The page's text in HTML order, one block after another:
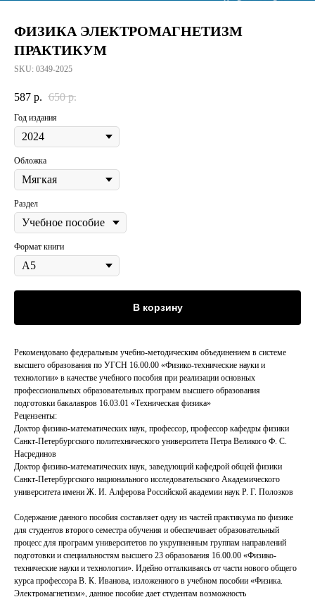
ФИЗИКА ЭЛЕКТРОМАГНЕТИЗМ
ПРАКТИКУМ
SKU: 0349-2025
587 р. 650 р.
Год издания
Обложка
Раздел
Формат книги
В корзину
Рекомендовано федеральным учебно-методическим объединением в системе
высшего образования по УГСН 16.00.00 «Физико-технические науки и
технологии» в качестве учебного пособия при реализации основных
профессиональных образовательных программ высшего образования
подготовки бакалавров 16.03.01 «Техническая физика»
Рецензенты:
Доктор физико-математических наук, профессор, профессор кафедры физики
Санкт-Петербургского политехнического университета Петра Великого Ф. С.
Насрединов
Доктор физико-математических наук, заведующий кафедрой общей физики
Санкт-Петербургского национального исследовательского Академического
университета имени Ж. И. Алферова Российской академии наук Р. Г. Полозков
Содержание данного пособия составляет одну из частей практикума по физике
для студентов второго семестра обучения и обеспечивает образовательный
процесс для программ университетов по укрупненным группам направлений
подготовки и специальностям высшего 23 образования 16.00.00 «Физико-
технические науки и технологии». Идейно отталкиваясь от части нового общего
курса профессора В. К. Иванова, изложенного в учебном пособии «Физика.
Электромагнетизм», данное пособие дает студентам возможность